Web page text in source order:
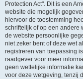
Protection Act". Dit is een
website die mogelijk
hiervoor de toestemming
schriftelijk of op een andere
de website persoonlijke
niet zeker bent of deze wet
registreren van toepassing
raadgever voor meer
geen wettelijke informatie
voor deze wetgeving, tenzij